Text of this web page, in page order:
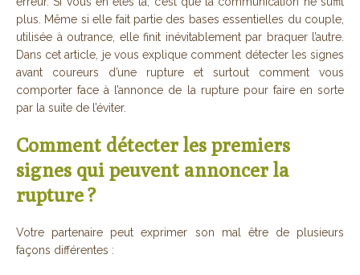
plus. Même si elle fait partie des bases essentielles du couple,
utilisée à outrance, elle finit inévitablement par braquer l’autre.
Dans cet article, je vous explique comment détecter les signes
avant coureurs d’une rupture et surtout comment vous
comporter face à l’annonce de la rupture pour faire en sorte
par la suite de l’éviter.
Comment détecter les premiers
signes qui peuvent annoncer la
rupture ?
Votre partenaire peut exprimer son mal être de plusieurs
façons différentes :